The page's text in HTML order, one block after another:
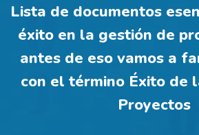
Lista de documentos
éxito en la gestión de
antes de eso vamos a
con el término Éxito de
Proyectos